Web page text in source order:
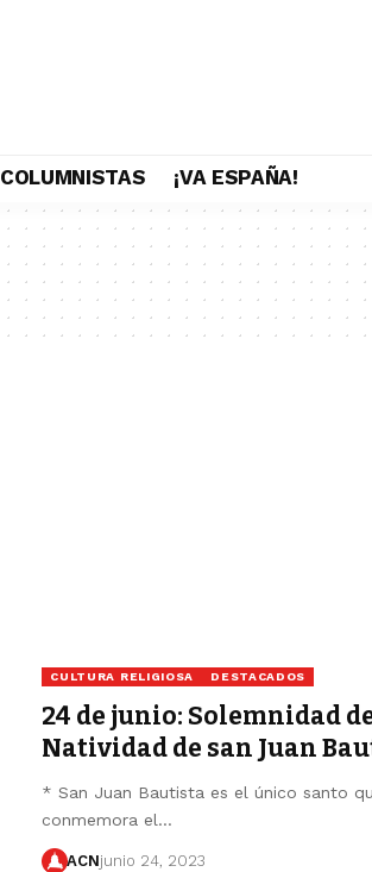
COLUMNISTAS ¡VA ESPAÑA!
CULTURA RELIGIOSA DESTACADOS
24 de junio: Solemnidad
Natividad de san Juan
* San Juan Bautista es el único santo
conmemora el…
ACNjunio 24, 2023